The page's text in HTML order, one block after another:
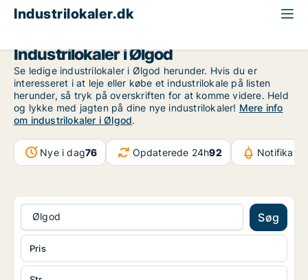
Industrilokaler.dk
Industrilokaler i Ølgod
Se ledige industrilokaler i Ølgod herunder. Hvis du er
interesseret i at leje eller købe et industrilokale på listen
herunder, så tryk på overskriften for at komme videre. Held
og lykke med jagten på dine nye industrilokaler! Mere info
om industrilokaler i Ølgod.
Nye i dag76 Opdaterede 24h92
Ølgod Søg
Pris